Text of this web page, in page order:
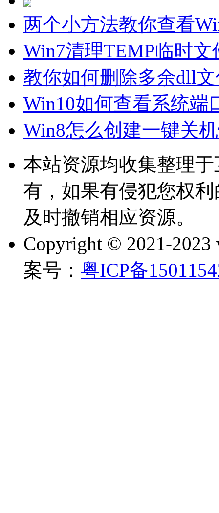
两个小方法教你查看
Win7清理TEMP临时
教你如何删除多余dll
Win10如何查看系统端
Win8怎么创建一键关
本站资源均收集整理
有，如果有侵犯您权
及时撤销相应资源。
Copyright © 2021-2023
案号： 粤ICP备